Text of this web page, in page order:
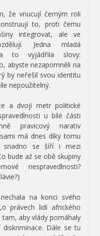
že vnucují černým roli
to, proti čemu
integrovat, ale ve
Jedna mladá
to vyjádřila slovy:
abyste nezapomněli na
by neřešil svou identitu
nepoužitelný.
a dvojí metr politické
u bílé části
pravicový narativ
má dnes díky tomu
snadno se šíří i mezi
bude až se obě skupiny
nespravedlnosti?
na konci svého
právech lidí afrického
tam, aby vlády pomáhaly
Dále se tu